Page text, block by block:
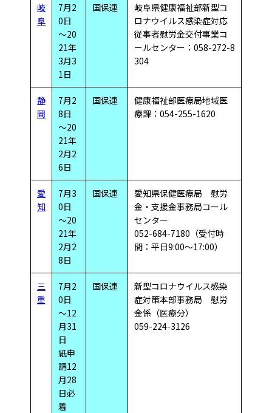
岐
阜
7月2
0日
～20
21年
3月3
1日
国保連
岐阜県健康福祉部新型コ
ロナウイルス感染症対応
従事者慰労金交付事業コ
ールセンター：058-272-8
304
静
岡
7月2
8日
～20
21年
2月2
6日
国保連
健康福祉部医療局地域医
療課：054-255-1620
愛
知
7月3
0日
～20
21年
2月2
8日
国保連
愛知県保健医療局 慰労
金・支援金事務局コール
センター
052-684-7180（受付時
間：平日9:00～17:00）
三
重
7月2
0日
～12
月31
日
紙申
請12
月28
日必
着
国保連
新型コロナウイルス感染
症対策本部事務局 慰労
金係（医療分）
059-224-3126